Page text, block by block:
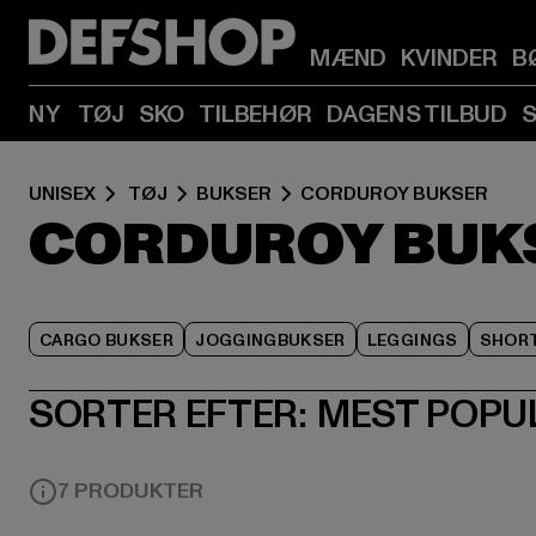
MÆND KVINDER
NY TØJ SKO TILBEHØR DAGENS TILBUD
UNISEX TØJ BUKSER CORDUROY BUKSER
CORDUROY
CARGO BUKSER JOGGINGBUKSER LEGGINGS
SORTER EFTER: MEST
7 PRODUKTER